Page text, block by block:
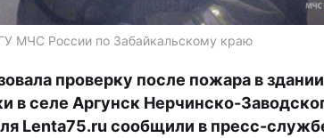
МЧС России по Забайкальскому краю
проверку после пожара в здании
в селе Аргунск Нерчинско-
Lenta75.ru сообщили в пресс-